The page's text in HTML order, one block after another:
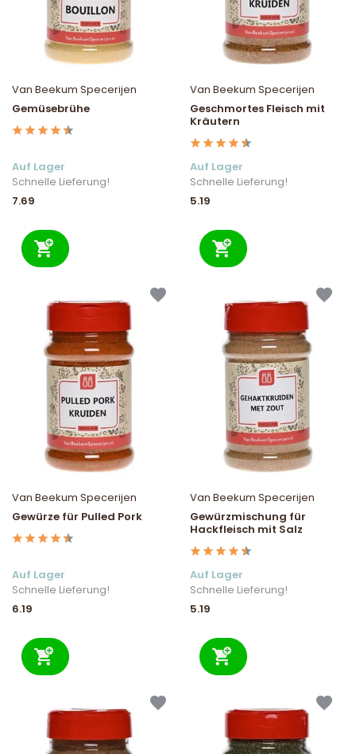
Van Beekum Specerijen
Gemüsebrühe
Auf Lager
Schnelle Lieferung!
7.69
Van Beekum Specerijen
Geschmortes Fleisch mit
Kräutern
Auf Lager
Schnelle Lieferung!
5.19
Van Beekum Specerijen
Gewürze für Pulled Pork
Auf Lager
Schnelle Lieferung!
6.19
Van Beekum Specerijen
Gewürzmischung für
Hackfleisch mit Salz
Auf Lager
Schnelle Lieferung!
5.19